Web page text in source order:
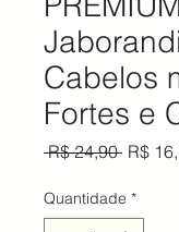
Cabelos
Fortes e
R$ 24,90 Preço
R$
Quantidade *